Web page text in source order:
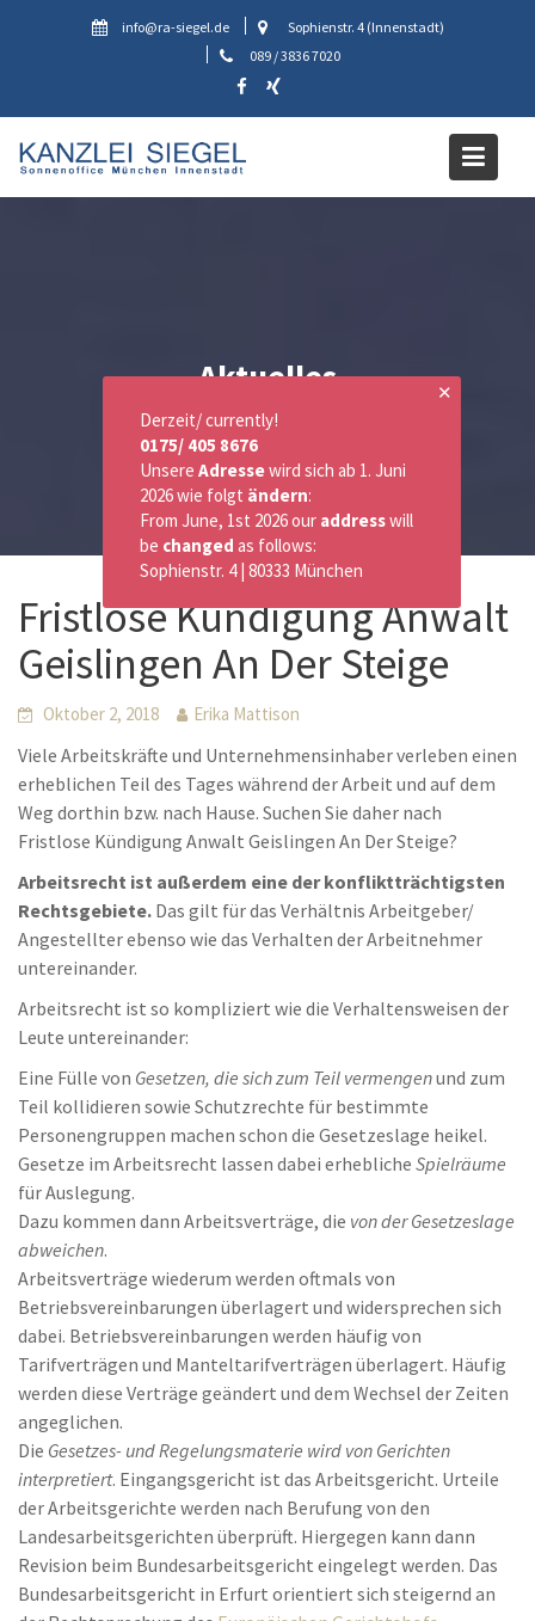
info@ra-siegel.de
Sophienstr. 4 (Innenstadt)
089 / 3836 7020
Aktuelles
Fristlose Kündigung Anwalt
Geislingen An Der Steige
Oktober 2, 2018 Erika Mattison
Viele Arbeitskräfte und Unternehmensinhaber verleben einen
erheblichen Teil des Tages während der Arbeit und auf dem
Weg dorthin bzw. nach Hause. Suchen Sie daher nach
Fristlose Kündigung Anwalt Geislingen An Der Steige?
Arbeitsrecht ist außerdem eine der konfliktträchtigsten
Rechtsgebiete. Das gilt für das Verhältnis Arbeitgeber/
Angestellter ebenso wie das Verhalten der Arbeitnehmer
untereinander.
Arbeitsrecht ist so kompliziert wie die Verhaltensweisen der
Leute untereinander:
Eine Fülle von Gesetzen, die sich zum Teil vermengenund zum
Teil kollidieren sowie Schutzrechte für bestimmte
Personengruppen machen schon die Gesetzeslage heikel.
Gesetze im Arbeitsrecht lassen dabei erhebliche Spielräume
für Auslegung.
Dazu kommen dann Arbeitsverträge, die von der Gesetzeslage
abweichen.
Arbeitsverträge wiederum werden oftmals von
Betriebsvereinbarungen überlagert und widersprechen sich
dabei. Betriebsvereinbarungen werden häufig von
Tarifverträgen und Manteltarifverträgen überlagert. Häufig
werden diese Verträge geändert und dem Wechsel der Zeiten
angeglichen.
Die Gesetzes- und Regelungsmaterie wird von Gerichten
interpretiert. Eingangsgericht ist das Arbeitsgericht. Urteile
der Arbeitsgerichte werden nach Berufung von den
Landesarbeitsgerichten überprüft. Hiergegen kann dann
Revision beim Bundesarbeitsgericht eingelegt werden. Das
Bundesarbeitsgericht in Erfurt orientiert sich steigernd an
✕
Derzeit/ currently!
0175/ 405 8676
Unsere Adressewird sich ab 1. Juni
2026 wie folgt ändern:
From June, 1st 2026 our addresswill
be changed as follows:
Sophienstr. 4 | 80333 München